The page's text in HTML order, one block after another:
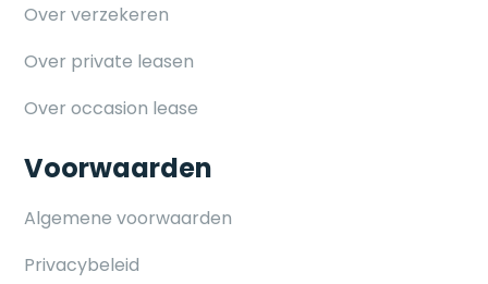
Over verzekeren
Over private leasen
Over occasion lease
Voorwaarden
Algemene voorwaarden
Privacybeleid